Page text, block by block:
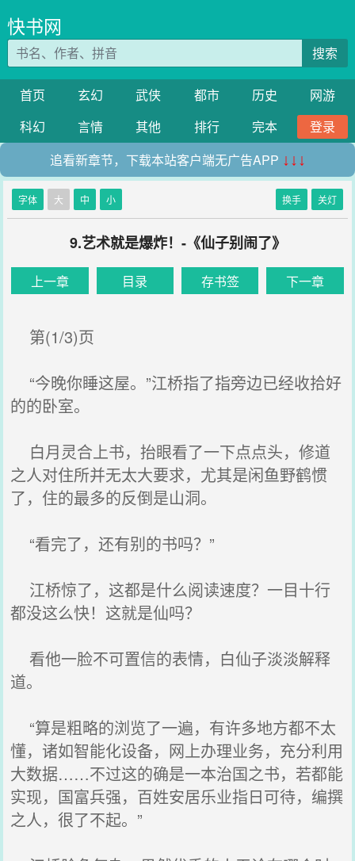
快书网
搜索
首页 玄幻 武侠 都市 历史
网游
科幻
言情 其他 排行 完本
登录
追看新章节，下载本站客户端无广告APP ↓↓↓
字体 大 中 小 换手 关灯
9.艺术就是爆炸！-《仙子别闹了》
上一章 目录 存书签 下一章
第(1/3)页
“今晚你睡这屋。”江桥指了指旁边已经收拾好
的的卧室。
白月灵合上书，抬眼看了一下点点头，修道
之人对住所并无太大要求，尤其是闲鱼野鹤惯
了，住的最多的反倒是山洞。
“看完了，还有别的书吗？”
江桥惊了，这都是什么阅读速度？一目十行
都没这么快！这就是仙吗？
看他一脸不可置信的表情，白仙子淡淡解释
道。
“算是粗略的浏览了一遍，有许多地方都不太
懂，诸如智能化设备，网上办理业务，充分利用
大数据……不过这的确是一本治国之书，若都能
实现，国富兵强，百姓安居乐业指日可待，编撰
之人，很了不起。”